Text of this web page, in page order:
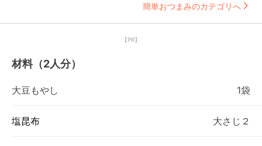
簡単おつまみのカテゴリへ
【PR】
材料（2人分）
大豆もやし 1袋
塩昆布 大さじ２